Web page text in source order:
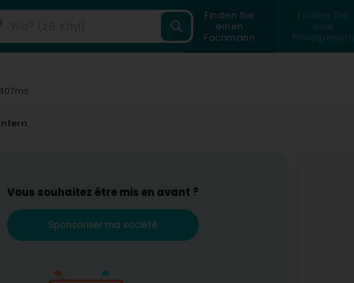
Finden Sie
einen
Fachmann
Finden Sie
eine
Privatperson
Vous souhaitez être mis en avant ?
Sponsoriser ma société